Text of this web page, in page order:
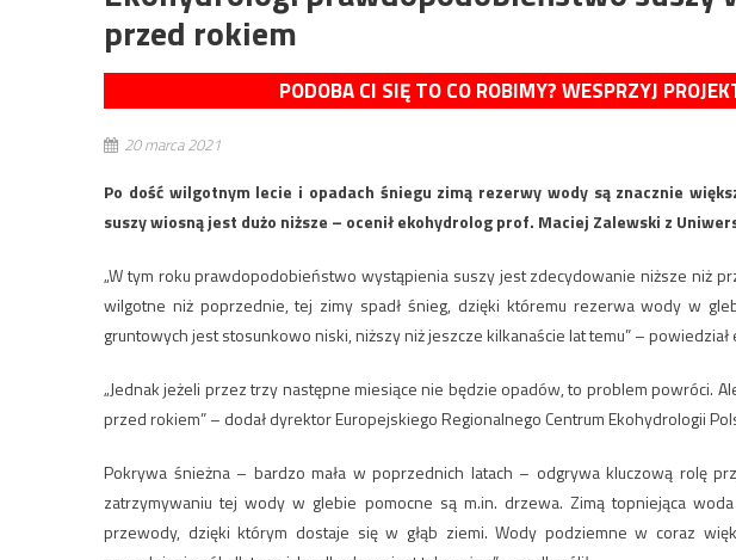
przed rokiem
PODOBA CI SIĘ TO CO ROBIMY? WESPRZYJ
20 marca 2021
Po dość wilgotnym lecie i opadach śniegu zimą rezerwy wody są znacznie
suszy wiosną jest dużo niższe – ocenił ekohydrolog prof. Maciej Zalewski z
„W tym roku prawdopodobieństwo wystąpienia suszy jest zdecydowanie niższe niż
wilgotne niż poprzednie, tej zimy spadł śnieg, dzięki któremu rezerwa wody w
gruntowych jest stosunkowo niski, niższy niż jeszcze kilkanaście lat temu” – powiedział
„Jednak jeżeli przez trzy następne miesiące nie będzie opadów, to problem powróci.
przed rokiem” – dodał dyrektor Europejskiego Regionalnego Centrum Ekohydrologii
Pokrywa śnieżna – bardzo mała w poprzednich latach – odgrywa kluczową rolę
zatrzymywaniu tej wody w glebie pomocne są m.in. drzewa. Zimą topniejąca
przewody, dzięki którym dostaje się w głąb ziemi. Wody podziemne w coraz